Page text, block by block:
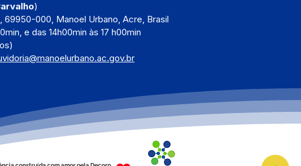
)
69950-000, Manoel Urbano, Acre, Brasil
e das 14h00min às 17 h00min